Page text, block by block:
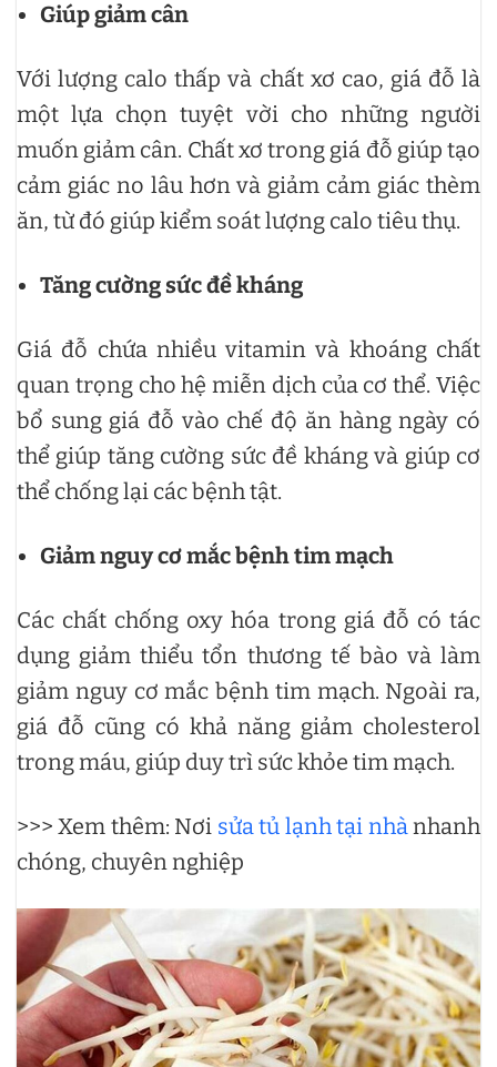
Giúp giảm cân
Với lượng calo thấp và chất xơ cao, giá đỗ là
một lựa chọn tuyệt vời cho những người
muốn giảm cân. Chất xơ trong giá đỗ giúp tạo
cảm giác no lâu hơn và giảm cảm giác thèm
ăn, từ đó giúp kiểm soát lượng calo tiêu thụ.
Tăng cường sức đề kháng
Giá đỗ chứa nhiều vitamin và khoáng chất
quan trọng cho hệ miễn dịch của cơ thể. Việc
bổ sung giá đỗ vào chế độ ăn hàng ngày có
thể giúp tăng cường sức đề kháng và giúp cơ
thể chống lại các bệnh tật.
Giảm nguy cơ mắc bệnh tim mạch
Các chất chống oxy hóa trong giá đỗ có tác
dụng giảm thiểu tổn thương tế bào và làm
giảm nguy cơ mắc bệnh tim mạch. Ngoài ra,
giá đỗ cũng có khả năng giảm cholesterol
trong máu, giúp duy trì sức khỏe tim mạch.
>>> Xem thêm: Nơi sửa tủ lạnh tại nhà nhanh
chóng, chuyên nghiệp